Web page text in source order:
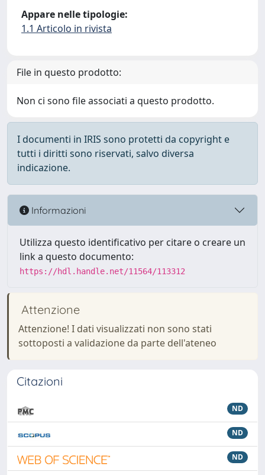
Appare nelle tipologie:
1.1 Articolo in rivista
File in questo prodotto:
Non ci sono file associati a questo prodotto.
I documenti in IRIS sono protetti da copyright e
tutti i diritti sono riservati, salvo diversa
indicazione.
Informazioni
Utilizza questo identificativo per citare o creare un
link a questo documento:
https://hdl.handle.net/11564/113312
Attenzione
Attenzione! I dati visualizzati non sono stati
sottoposti a validazione da parte dell'ateneo
Citazioni
ND
ND
ND